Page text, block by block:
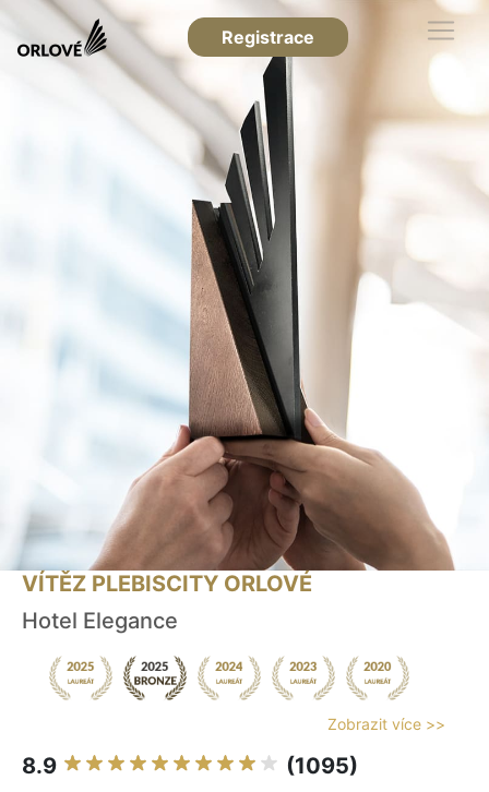
Registrace
VÍTĚZ PLEBISCITY ORLOVÉ
Hotel Elegance
Zobrazit více >>
8.9 (1095)